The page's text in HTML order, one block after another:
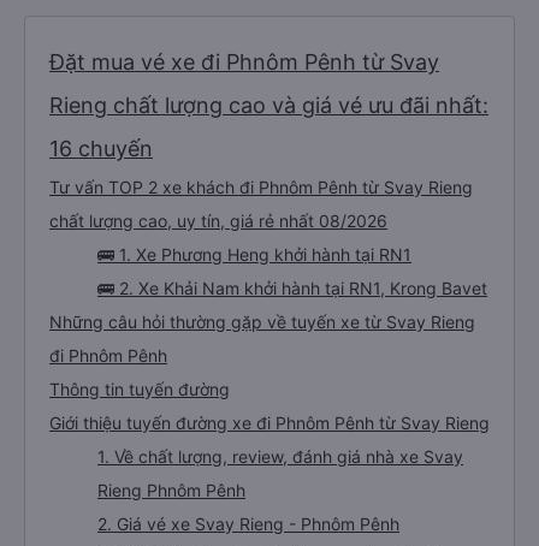
Đặt mua vé xe đi Phnôm Pênh từ Svay
Rieng chất lượng cao và giá vé ưu đãi nhất:
16 chuyến
Tư vấn TOP 2 xe khách đi Phnôm Pênh từ Svay Rieng
chất lượng cao, uy tín, giá rẻ nhất 08/2026
🚌 1. Xe Phương Heng khởi hành tại RN1
🚌 2. Xe Khải Nam khởi hành tại RN1, Krong Bavet
Những câu hỏi thường gặp về tuyến xe từ Svay Rieng
đi Phnôm Pênh
Thông tin tuyến đường
Giới thiệu tuyến đường xe đi Phnôm Pênh từ Svay Rieng
1. Về chất lượng, review, đánh giá nhà xe Svay
Rieng Phnôm Pênh
2. Giá vé xe Svay Rieng - Phnôm Pênh